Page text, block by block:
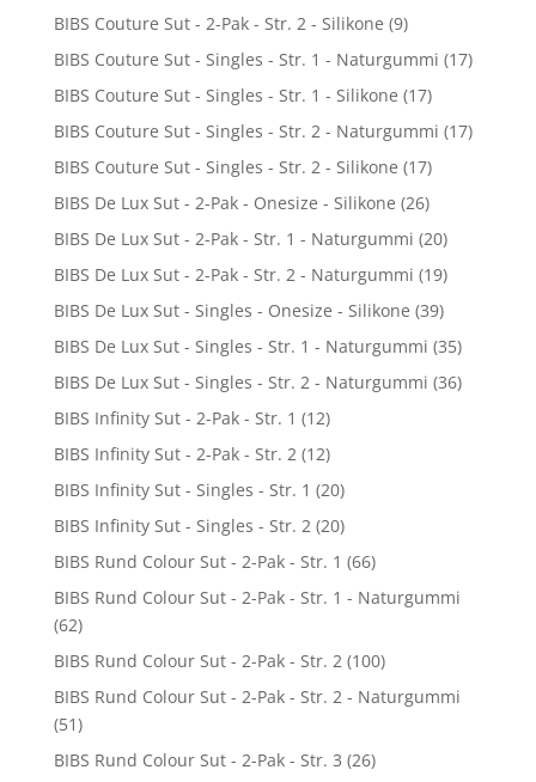
BIBS Couture Sut - 2-Pak - Str. 2 - Silikone (9)
BIBS Couture Sut - Singles - Str. 1 - Naturgummi (17)
BIBS Couture Sut - Singles - Str. 1 - Silikone (17)
BIBS Couture Sut - Singles - Str. 2 - Naturgummi (17)
BIBS Couture Sut - Singles - Str. 2 - Silikone (17)
BIBS De Lux Sut - 2-Pak - Onesize - Silikone (26)
BIBS De Lux Sut - 2-Pak - Str. 1 - Naturgummi (20)
BIBS De Lux Sut - 2-Pak - Str. 2 - Naturgummi (19)
BIBS De Lux Sut - Singles - Onesize - Silikone (39)
BIBS De Lux Sut - Singles - Str. 1 - Naturgummi (35)
BIBS De Lux Sut - Singles - Str. 2 - Naturgummi (36)
BIBS Infinity Sut - 2-Pak - Str. 1 (12)
BIBS Infinity Sut - 2-Pak - Str. 2 (12)
BIBS Infinity Sut - Singles - Str. 1 (20)
BIBS Infinity Sut - Singles - Str. 2 (20)
BIBS Rund Colour Sut - 2-Pak - Str. 1 (66)
BIBS Rund Colour Sut - 2-Pak - Str. 1 - Naturgummi
(62)
BIBS Rund Colour Sut - 2-Pak - Str. 2 (100)
BIBS Rund Colour Sut - 2-Pak - Str. 2 - Naturgummi
(51)
BIBS Rund Colour Sut - 2-Pak - Str. 3 (26)